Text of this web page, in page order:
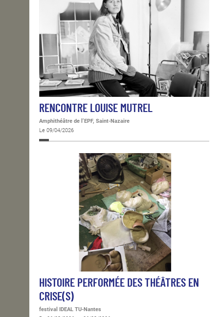
RENCONTRE LOUISE MUTREL
Amphithéâtre de l’EPF, Saint-Nazaire
Le 09/04/2026
HISTOIRE PERFORMÉE DES THÉÂTRES EN
CRISE(S)
festival IDEAL TU-Nantes